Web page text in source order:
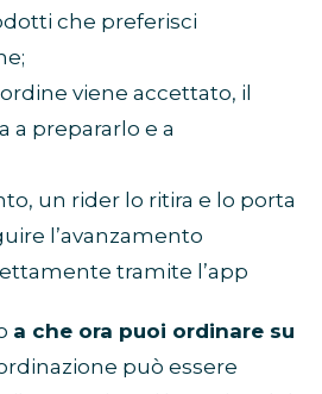
che preferisci
viene accettato, il
a prepararlo e a
un rider lo ritira e lo porta
l’avanzamento
tramite l’app
a che ora puoi ordinare su
può essere